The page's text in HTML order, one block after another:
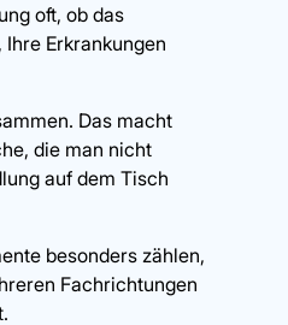
oft, ob das
Erkrankungen
Das macht
die man nicht
auf dem Tisch
besonders zählen,
Fachrichtungen